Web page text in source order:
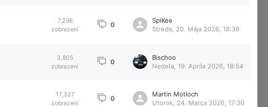
7,298
zobrazení
0
SpiKee
Streda, 20. Mája 2026, 18:36
3,805
zobrazení
0
Bischoo
Nedeľa, 19. Apríla 2026, 18:54
17,327
zobrazení
0
Martin Motloch
Utorok, 24. Marca 2026, 17:30